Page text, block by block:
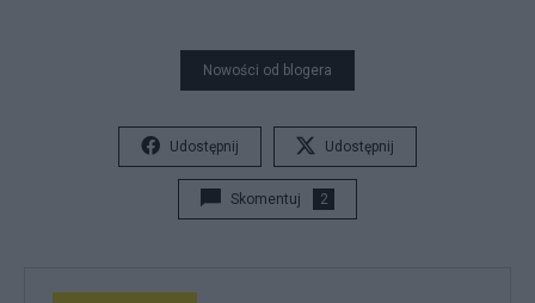
Nowości od blogera
Udostępnij Udostępnij
Skomentuj 2